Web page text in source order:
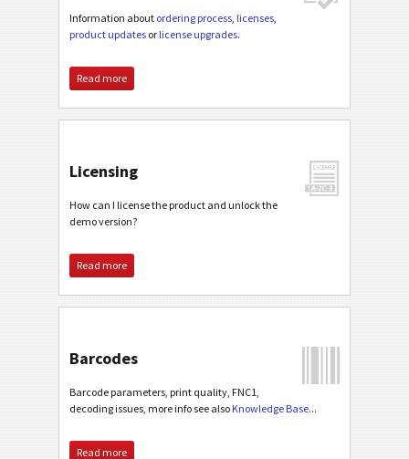
Information about ordering process, licenses,
product updates or license upgrades.
Read more
Licensing
How can I license the product and unlock the
demo version?
Read more
Barcodes
Barcode parameters, print quality, FNC1,
decoding issues, more info see also Knowledge Base...
Read more